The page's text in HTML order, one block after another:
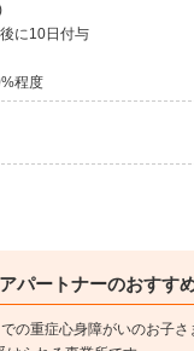
に10日付与
程度
パートナーのおすす
の重症心身障がいのお子さ